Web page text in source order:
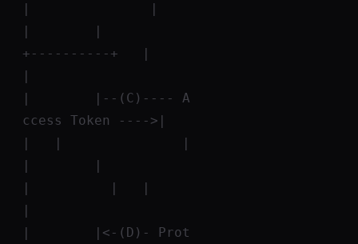
|               |
|        |
+----------+   |
|
|        |--(C)---- A
ccess Token ---->|
|   |               |
|        |
|          |   |
|
|        |<-(D)- Prot